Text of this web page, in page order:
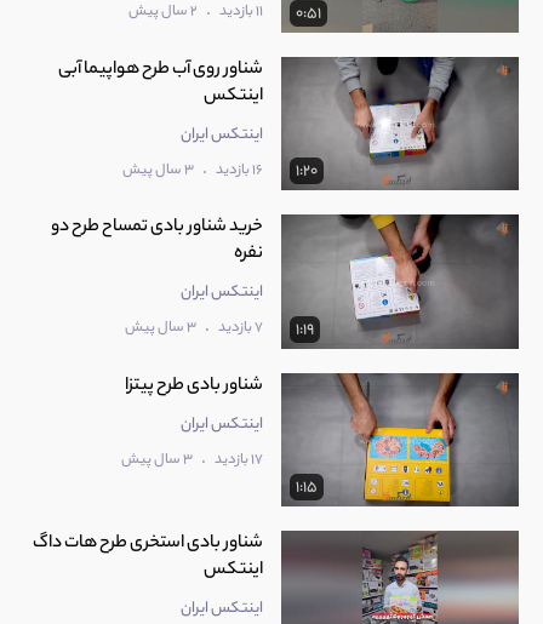
0:51 11 بازدید . 2 سال پیش
1:20
شناور روی آب طرح هواپیما آبی
اینتکس
اینتکس ایران
16 بازدید . 3 سال پیش
1:19
خرید شناور بادی تمساح طرح دو
نفره
اینتکس ایران
7 بازدید . 3 سال پیش
1:15
شناور بادی طرح پیتزا
اینتکس ایران
17 بازدید . 3 سال پیش
شناور بادی استخری طرح هات داگ
اینتکس
اینتکس ایران